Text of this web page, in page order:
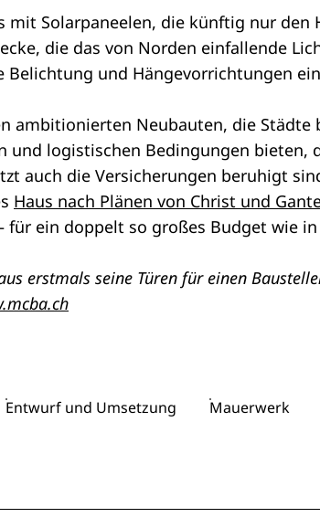
mit Solarpaneelen, die künftig nur
die das von Norden einfallende
Belichtung und Hängevorrichtungen
ambitionierten Neubauten, die
und logistischen Bedingungen
auch die Versicherungen beruhigt
Haus nach Plänen von Christ und
für ein doppelt so großes Budget wie
erstmals seine Türen für einen
Entwurf und Umsetzung Mauerwerk